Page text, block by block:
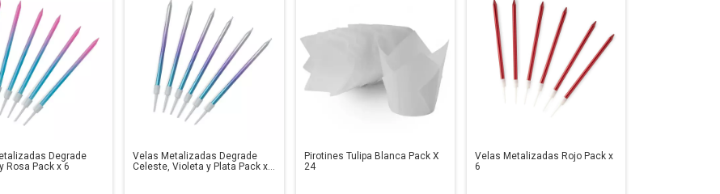
Degrade
Rosa Pack x 6
Velas Metalizadas Degrade
Celeste, Violeta y Plata Pack x
Pirotines Tulipa Blanca Pack X
24
Velas Metalizadas Rojo Pack x
6